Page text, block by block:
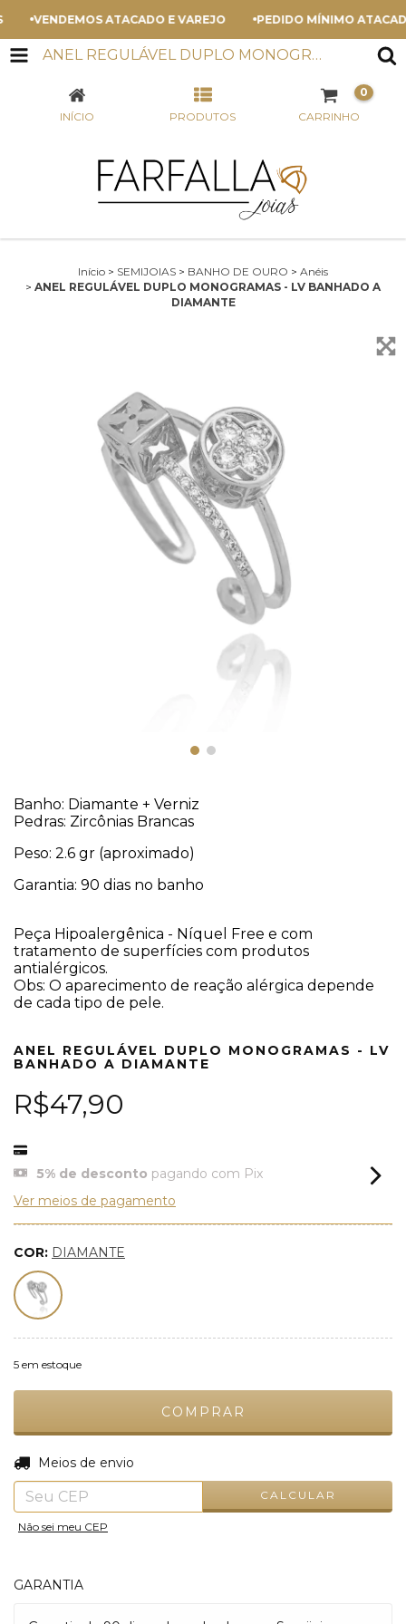
VENDEMOS ATACADO E VAREJO PEDIDO MÍNIMO
ANEL REGULÁVEL DUPLO MONOGRAMAS - LV BANHADO A DIAMANTE
INÍCIO PRODUTOS CARRINHO
0
Início > SEMIJOIAS > BANHO DE OURO > Anéis
> ANEL REGULÁVEL DUPLO MONOGRAMAS - LV BANHADO A
DIAMANTE
Banho: Diamante + Verniz
Pedras: Zircônias Brancas
Peso: 2.6 gr (aproximado)
Garantia: 90 dias no banho
Peça Hipoalergênica - Níquel Free e com
tratamento de superfícies com produtos
antialérgicos.
Obs: O aparecimento de reação alérgica depende
de cada tipo de pele.
ANEL REGULÁVEL DUPLO MONOGRAMAS - LV
BANHADO A DIAMANTE
R$47,90
5% de desconto pagando com Pix
Ver meios de pagamento
COR: DIAMANTE
5 em estoque
Entregas para o CEP:
Meios de envio
CALCULAR
Não sei meu CEP
GARANTIA